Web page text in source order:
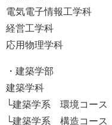
電気電子情報工学科
経営工学科
応用物理学科
・建築学部
建築学科
└建築学系 環境コース
└建築学系 構造コース